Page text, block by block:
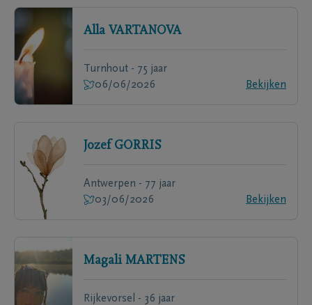
Alla VARTANOVA
Turnhout - 75 jaar
06/06/2026
Bekijken
Jozef GORRIS
Antwerpen - 77 jaar
03/06/2026
Bekijken
Magali MARTENS
Rijkevorsel - 36 jaar